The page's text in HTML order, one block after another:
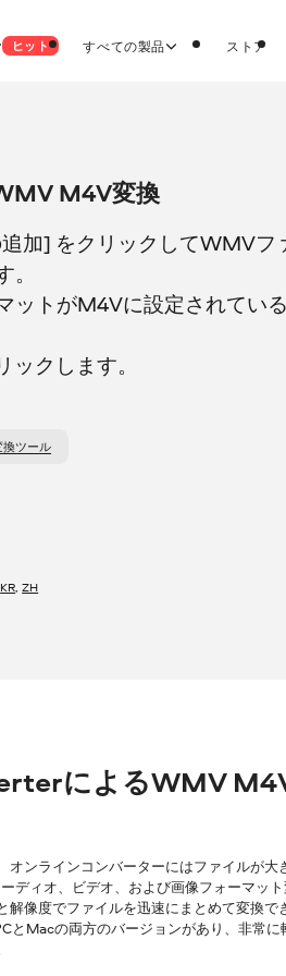
ヒット すべての製品 ストア
M4V変換
加] をクリックしてWMVフ
ットがM4Vに設定されてい
クします。
換ツール
KR,ZH
によるWMV
ンラインコンバーターにはファイルが
ディオ、ビデオ、および画像フォーマッ
解像度でファイルを迅速にまとめて変換
Macの両方のバージョンがあり、非常